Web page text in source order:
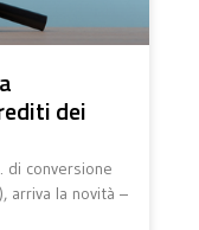
dei
di conversione
arriva la novità –